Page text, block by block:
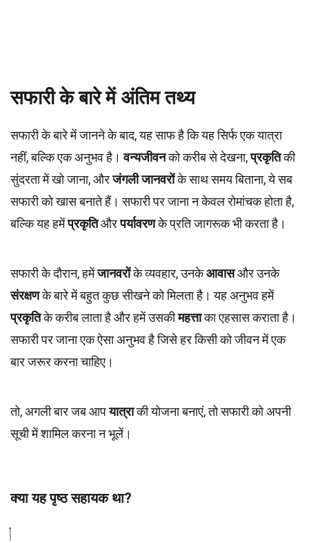
सफारी के बारे में अंतिम तथ्य
सफारी के बारे में जानने के बाद, यह साफ है कि यह सिर्फ एक यात्रा
नहीं, बल्कि एक अनुभव है।वन्यजीवनको करीब से देखना,प्रकृतिकी
सुंदरता में खो जाना, औरजंगली जानवरोंके साथ समय बिताना, ये सब
सफारी को खास बनाते हैं। सफारी पर जाना न केवल रोमांचक होता है,
बल्कि यह हमेंप्रकृतिऔरपर्यावरणके प्रति जागरूक भी करता है।
सफारी के दौरान, हमेंजानवरोंके व्यवहार, उनकेआवासऔर उनके
संरक्षणके बारे में बहुत कुछ सीखने को मिलता है। यह अनुभव हमें
प्रकृतिके करीब लाता है और हमें उसकीमहत्ताका एहसास कराता है।
सफारी पर जाना एक ऐसा अनुभव है जिसे हर किसी को जीवन में एक
बार जरूर करना चाहिए।
तो, अगली बार जब आपयात्राकी योजना बनाएं, तो सफारी को अपनी
सूची में शामिल करना न भूलें।
क्या यह पृष्ठ सहायक था?